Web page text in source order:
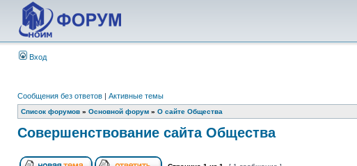
Вход
Сообщения без ответов | Активные темы
Список форумов » Основной форум » О сайте Общества
Совершенствование сайта Общества